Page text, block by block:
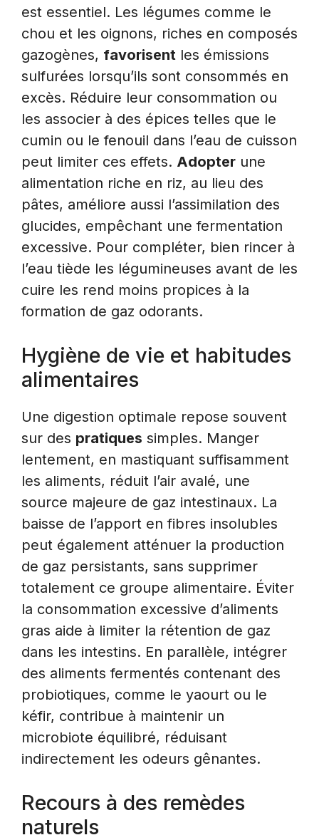
est essentiel. Les légumes comme le
chou et les oignons, riches en composés
gazogènes, favorisent les émissions
sulfurées lorsqu’ils sont consommés en
excès. Réduire leur consommation ou
les associer à des épices telles que le
cumin ou le fenouil dans l’eau de cuisson
peut limiter ces effets. Adopter une
alimentation riche en riz, au lieu des
pâtes, améliore aussi l’assimilation des
glucides, empêchant une fermentation
excessive. Pour compléter, bien rincer à
l’eau tiède les légumineuses avant de les
cuire les rend moins propices à la
formation de gaz odorants.
Hygiène de vie et habitudes
alimentaires
Une digestion optimale repose souvent
sur des pratiques simples. Manger
lentement, en mastiquant suffisamment
les aliments, réduit l’air avalé, une
source majeure de gaz intestinaux. La
baisse de l’apport en fibres insolubles
peut également atténuer la production
de gaz persistants, sans supprimer
totalement ce groupe alimentaire. Éviter
la consommation excessive d’aliments
gras aide à limiter la rétention de gaz
dans les intestins. En parallèle, intégrer
des aliments fermentés contenant des
probiotiques, comme le yaourt ou le
kéfir, contribue à maintenir un
microbiote équilibré, réduisant
indirectement les odeurs gênantes.
Recours à des remèdes
naturels